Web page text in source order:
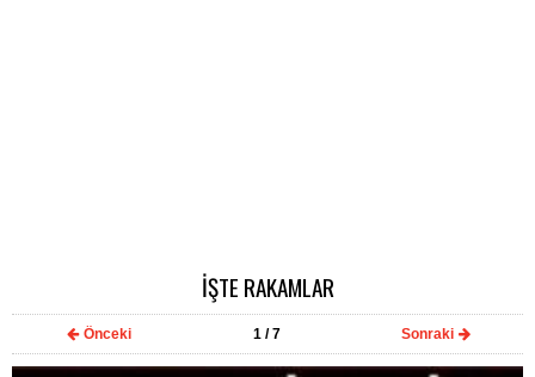
İŞTE RAKAMLAR
Önceki 1 / 7 Sonraki